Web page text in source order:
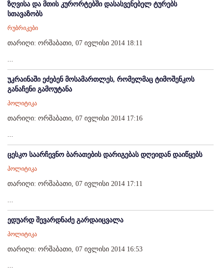
ზღვისა და მთის კურორტებში დასასვენებელ ტურებს
სთავაზობს
რუბრიკები
თარიღი: ორშაბათი, 07 ივლისი 2014 18:11
...
უკრაინაში ეძებენ მოსამართლეს, რომელმაც ტიმოშენკოს
განაჩენი გამოუტანა
პოლიტიკა
თარიღი: ორშაბათი, 07 ივლისი 2014 17:16
...
ცესკო საარჩევნო ბარათების დარიგებას დღეიდან დაიწყებს
პოლიტიკა
თარიღი: ორშაბათი, 07 ივლისი 2014 17:11
...
ედუარდ შევარდნაძე გარდაიცვალა
პოლიტიკა
თარიღი: ორშაბათი, 07 ივლისი 2014 16:53
...